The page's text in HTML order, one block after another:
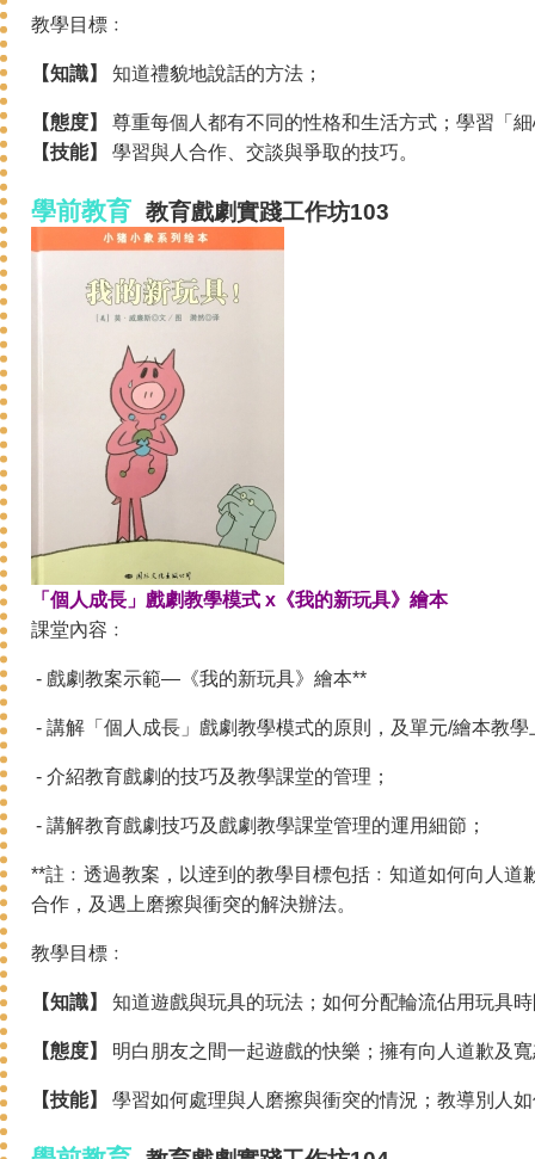
教學目標﹕
【知識】 知道禮貌地說話的方法；
【態度】
尊重每個人都有不同的性格和生活方式；學習「
【技能】
學習與人合作、交談與爭取的技巧。
學前教育 教育戲劇實踐工作坊103
「個人成長」戲劇教學模式 x《我的新玩具》繪本
課堂內容﹕
- 戲劇教案示範—《我的新玩具》繪本**
- 講解「個人成長」戲劇教學模式的原則，及單元/繪本教學
- 介紹教育戲劇的技巧及教學課堂的管理；
- 講解教育戲劇技巧及戲劇教學課堂管理的運用細節；
**註﹕透過教案，以逹到的教學目標包括﹕知道如何向人道
合作，及遇上磨擦與衝突的解決辦法。
教學目標﹕
【知識】 知道遊戲與玩具的玩法；如何分配輪流佔用玩具
【態度】 明白朋友之間一起遊戲的快樂；擁有向人道歉及
【技能】 學習如何處理與人磨擦與衝突的情況；教導別人